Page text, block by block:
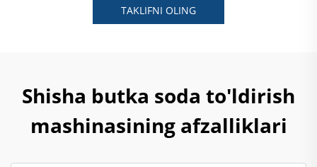
TAKLIFNI OLING
Shisha butka soda to'ldirish
mashinasining afzalliklari